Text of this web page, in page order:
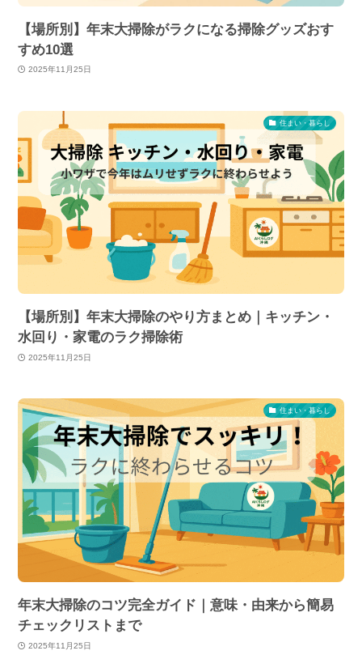
【場所別】年末大掃除がラクになる掃除グッズおす
すめ10選
2025年11月25日
住まい・暮らし
【場所別】年末大掃除のやり方まとめ｜キッチン・
水回り・家電のラク掃除術
2025年11月25日
住まい・暮らし
年末大掃除のコツ完全ガイド｜意味・由来から簡易
チェックリストまで
2025年11月25日